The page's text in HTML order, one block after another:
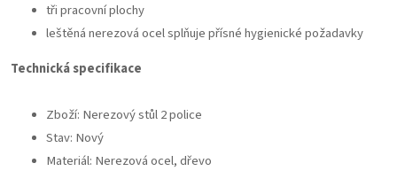
tři pracovní plochy
leštěná nerezová ocel splňuje přísné hygienické požadavky
Technická specifikace
Zboží: Nerezový stůl 2 police
Stav: Nový
Materiál: Nerezová ocel, dřevo